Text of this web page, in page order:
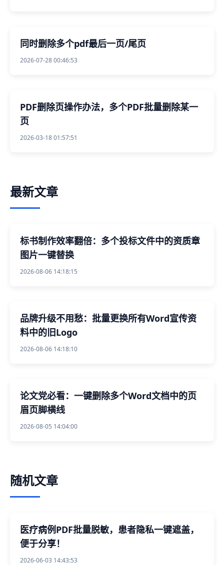
同时删除多个pdf最后一页/尾页
2026-07-28 00:46:53
PDF删除页操作办法，多个PDF批量删除某一
页
2026-03-18 01:57:51
最新文章
标书制作效率翻倍：多个投标文件中的资质章
图片一键替换
2026-08-06 14:18:15
品牌升级不用愁：批量更换所有Word宣传资
料中的旧Logo
2026-08-06 14:18:10
论文党必看：一键删除多个Word文档中的页
眉页脚横线
2026-08-05 14:04:00
随机文章
医疗病例PDF批量脱敏，患者隐私一键遮盖，
便于分享！
2026-06-03 14:43:53